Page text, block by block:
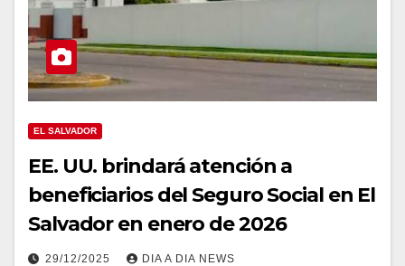
EL SALVADOR
EE. UU. brindará atención a
beneficiarios del Seguro Social en El
Salvador en enero de 2026
29/12/2025 DIA A DIA NEWS